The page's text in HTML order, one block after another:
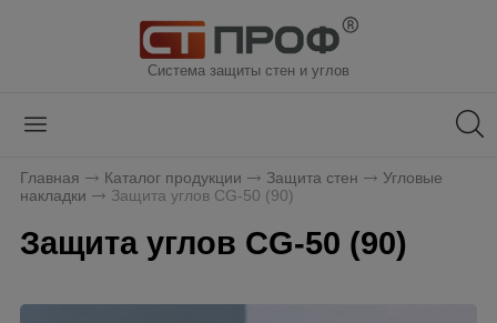
Система защиты стен и углов
Главная Каталог продукции Защита стен
Угловые
накладки
Защита углов CG-50 (90)
Защита углов CG-50 (90)